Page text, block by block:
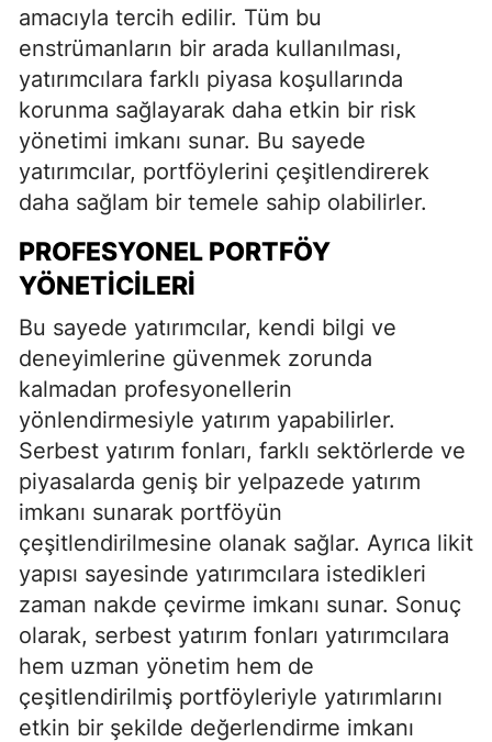
amacıyla tercih edilir. Tüm bu
enstrümanların bir arada kullanılması,
yatırımcılara farklı piyasa koşullarında
korunma sağlayarak daha etkin bir risk
yönetimi imkanı sunar. Bu sayede
yatırımcılar, portföylerini çeşitlendirerek
daha sağlam bir temele sahip olabilirler.
PROFESYONEL PORTFÖY
YÖNETICILERI
Bu sayede yatırımcılar, kendi bilgi ve
deneyimlerine güvenmek zorunda
kalmadan profesyonellerin
yönlendirmesiyle yatırım yapabilirler.
Serbest yatırım fonları, farklı sektörlerde ve
piyasalarda geniş bir yelpazede yatırım
imkanı sunarak portföyün
çeşitlendirilmesine olanak sağlar. Ayrıca likit
yapısı sayesinde yatırımcılara istedikleri
zaman nakde çevirme imkanı sunar. Sonuç
olarak, serbest yatırım fonları yatırımcılara
hem uzman yönetim hem de
çeşitlendirilmiş portföyleriyle yatırımlarını
etkin bir şekilde değerlendirme imkanı